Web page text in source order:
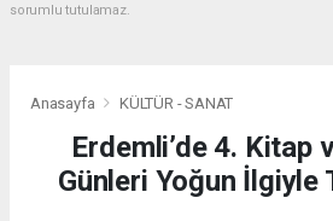
sorumlu tutulamaz.
Anasayfa KÜLTÜR - SANAT
Erdemli’de 4. Kitap
Günleri Yoğun İlgiyle